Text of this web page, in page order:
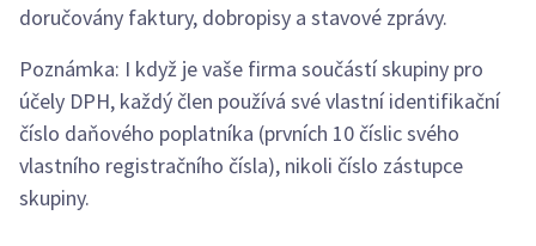
doručovány faktury, dobropisy a stavové zprávy.
Poznámka: I když je vaše firma součástí skupiny pro
účely DPH, každý člen používá své vlastní identifikační
číslo daňového poplatníka (prvních 10 číslic svého
vlastního registračního čísla), nikoli číslo zástupce
skupiny.